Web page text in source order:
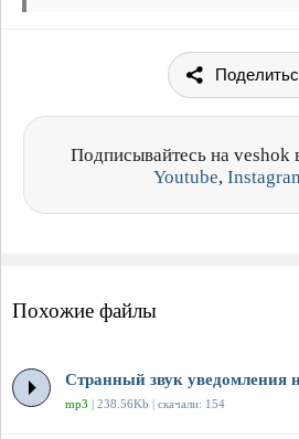
Подписывайтесь на veshok
Youtube,
Похожие файлы
Странный звук уведомления
mp3 | 238.56Kb | скачали: 154